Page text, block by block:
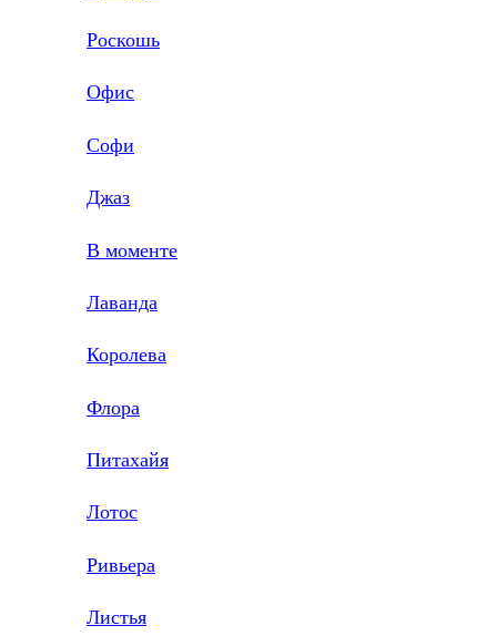
Роскошь
Офис
Софи
Джаз
В моменте
Лаванда
Королева
Флора
Питахайя
Лотос
Ривьера
Листья